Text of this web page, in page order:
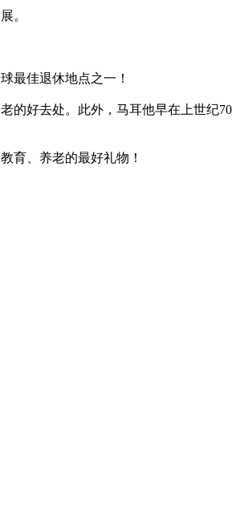
。
最佳退休地点之一！
好去处。此外，马耳他早在上世纪
育、养老的最好礼物！